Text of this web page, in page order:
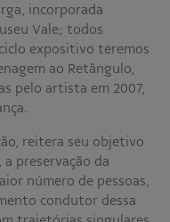
incorporada
Vale; todos
expositivo teremos
ao Retângulo,
pelo artista em 2007,
reitera seu objetivo
preservação da
número de pessoas,
condutor dessa